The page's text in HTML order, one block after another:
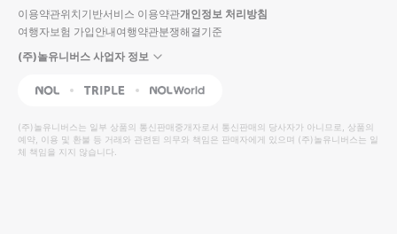
입니
다.
높
은
순
동
영
상
순
상
이용약관위치기반서비스 이용약관개인정보 처리방침
여행자보험 가입안내여행약관분쟁해결기준
(주)놀유니버스 사업자 정보
NOL Triple Interpark Global
(주)놀유니버스는 일부 상품의 통신판매중개자로서 통신판매의 당사자가 아니므로, 상품의
예약, 이용 및 환불 등 거래와 관련된 의무와 책임은 판매자에게 있으며 (주)놀유니버스는 일
체 책임을 지지 않습니다.